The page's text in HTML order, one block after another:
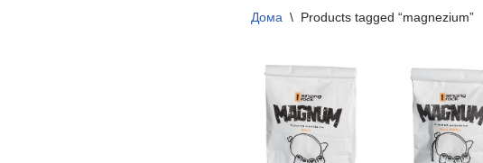
Дома \ Products tagged “magnezium”